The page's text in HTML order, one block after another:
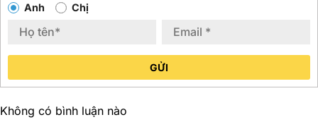
Anh Chị
GỬI
Không có bình luận nào